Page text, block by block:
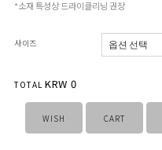
*소재 특성상 드라이클리닝 권장
사이즈
TOTAL KRW 0
WISH CART